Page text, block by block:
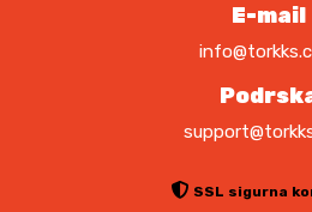
E-mail
SSL sigurna